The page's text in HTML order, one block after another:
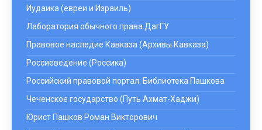
Иудаика (евреи и Израиль)
Лаборатория обычного права ДагГУ
Правовое наследие Кавказа (Архивы Кавказа)
Россиеведение (Россика)
Российский правовой портал: Библиотека Пашкова
Чеченское государство (Путь Ахмат-Хаджи)
Юрист Пашков Роман Викторович